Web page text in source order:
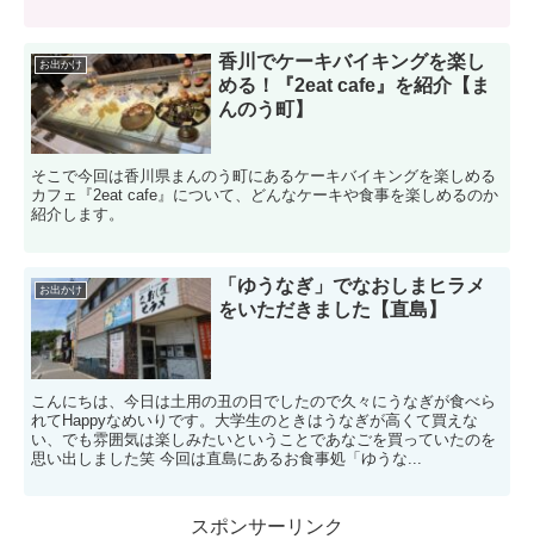
お出かけ
香川でケーキバイキングを楽し
める！『2eat cafe』を紹介【ま
んのう町】
そこで今回は香川県まんのう町にあるケーキバイキングを楽しめる
カフェ『2eat cafe』について、どんなケーキや食事を楽しめるのか
紹介します。
お出かけ
「ゆうなぎ」でなおしまヒラメ
をいただきました【直島】
こんにちは、今日は土用の丑の日でしたので久々にうなぎが食べら
れてHappyなめいりです。大学生のときはうなぎが高くて買えな
い、でも雰囲気は楽しみたいということであなごを買っていたのを
思い出しました笑 今回は直島にあるお食事処「ゆうな...
スポンサーリンク